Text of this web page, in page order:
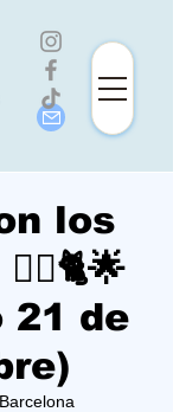
los
21 de
Barcelona